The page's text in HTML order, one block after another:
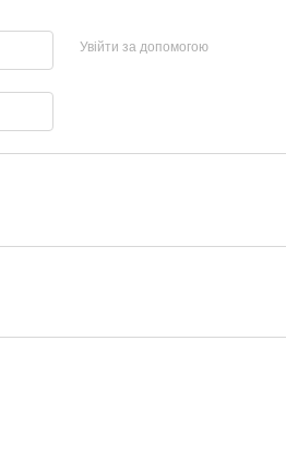
Увійти за допомогою